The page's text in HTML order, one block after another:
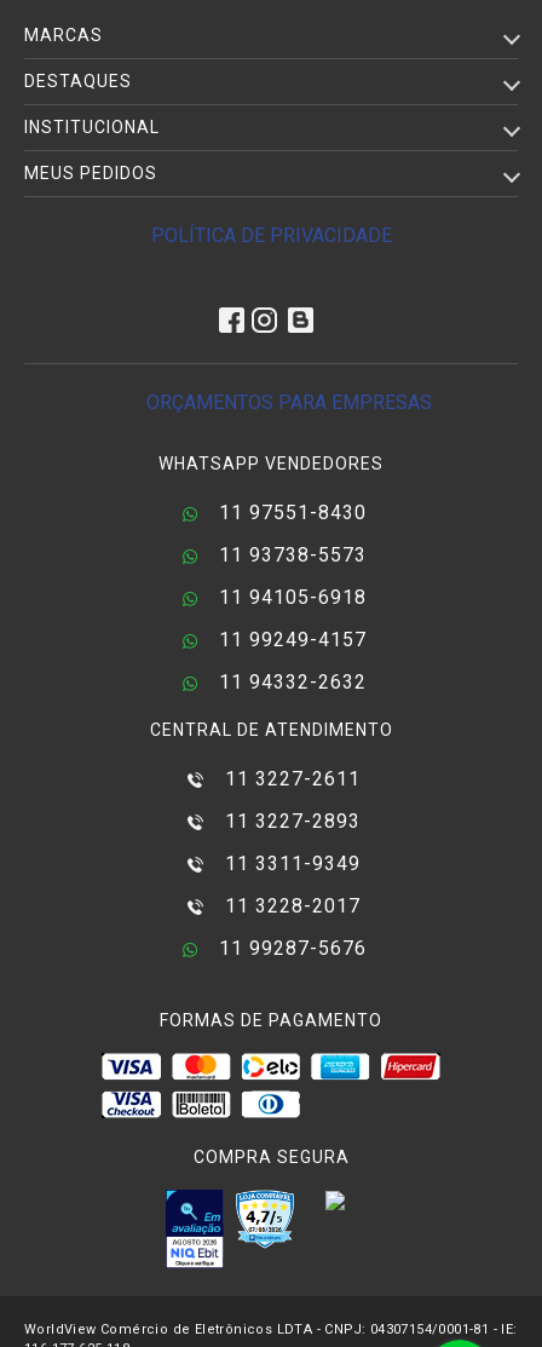
MARCAS
DESTAQUES
INSTITUCIONAL
MEUS PEDIDOS
POLÍTICA DE PRIVACIDADE
ORÇAMENTOS PARA EMPRESAS
WHATSAPP VENDEDORES
11 97551-8430
11 93738-5573
11 94105-6918
11 99249-4157
11 94332-2632
CENTRAL DE ATENDIMENTO
11 3227-2611
11 3227-2893
11 3311-9349
11 3228-2017
11 99287-5676
FORMAS DE PAGAMENTO
COMPRA SEGURA
WorldView Comércio de Eletrônicos LDTA - CNPJ: 04307154/0001-81 - IE: